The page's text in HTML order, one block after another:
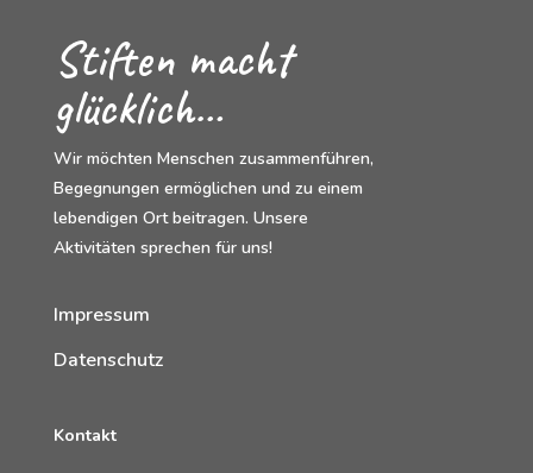
Stiften macht
glücklich…
Wir möchten Menschen zusammenführen,
Begegnungen ermöglichen und zu einem
lebendigen Ort beitragen. Unsere
Aktivitäten sprechen für uns!
Impressum
Datenschutz
Kontakt